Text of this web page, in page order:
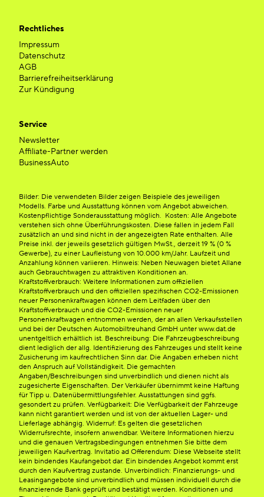
Rechtliches
Impressum
Datenschutz
AGB
Barrierefreiheitserklärung
Zur Kündigung
Service
Newsletter
Affiliate-Partner werden
BusinessAuto
Bilder: Die verwendeten Bilder zeigen Beispiele des jeweiligen
Modells. Farbe und Ausstattung können vom Angebot abweichen.
Kostenpflichtige Sonderausstattung möglich. Kosten: Alle Angebote
verstehen sich ohne Überführungskosten. Diese fallen in jedem Fall
zusätzlich an und sind nicht in der angezeigten Rate enthalten. Alle
Preise inkl. der jeweils gesetzlich gültigen MwSt., derzeit 19 % (0 %
Gewerbe), zu einer Laufleistung von 10.000 km/Jahr. Laufzeit und
Anzahlung können variieren. Hinweis: Neben Neuwagen bietet Allane
auch Gebrauchtwagen zu attraktiven Konditionen an.
Kraftstoffverbrauch: Weitere Informationen zum offiziellen
Kraftstoffverbrauch und den offiziellen spezifischen CO2-Emissionen
neuer Personenkraftwagen können dem Leitfaden über den
Kraftstoffverbrauch und die CO2-Emissionen neuer
Personenkraftwagen entnommen werden, der an allen Verkaufsstellen
und bei der Deutschen Automobiltreuhand GmbH unter www.dat.de
unentgeltlich erhältlich ist. Beschreibung: Die Fahrzeugbeschreibung
dient lediglich der allg. Identifizierung des Fahrzeuges und stellt keine
Zusicherung im kaufrechtlichen Sinn dar. Die Angaben erheben nicht
den Anspruch auf Vollständigkeit. Die gemachten
Angaben/Beschreibungen sind unverbindlich und dienen nicht als
zugesicherte Eigenschaften. Der Verkäufer übernimmt keine Haftung
für Tipp u. Datenübermittlungsfehler. Ausstattungen sind ggfs.
gesondert zu prüfen. Verfügbarkeit: Die Verfügbarkeit der Fahrzeuge
kann nicht garantiert werden und ist von der aktuellen Lager- und
Lieferlage abhängig. Widerruf: Es gelten die gesetzlichen
Widerrufsrechte, insofern anwendbar. Weitere Informationen hierzu
und die genauen Vertragsbedingungen entnehmen Sie bitte dem
jeweiligen Kaufvertrag. Invitatio ad Offerendum: Diese Webseite stellt
kein bindendes Kaufangebot dar. Ein bindendes Angebot kommt erst
durch den Kaufvertrag zustande. Unverbindlich: Finanzierungs- und
Leasingangebote sind unverbindlich und müssen individuell durch die
finanzierende Bank geprüft und bestätigt werden. Konditionen und